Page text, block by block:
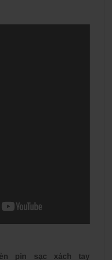
pin sạc xách tay